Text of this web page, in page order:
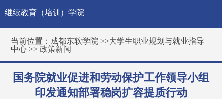
继续教育（培训）学院
当前位置： 成都东软学院 >>大学生职业规划与就业指导
中心 >>政策新闻
国务院就业促进和劳动保护工作领导小组
印发通知部署稳岗扩容提质行动